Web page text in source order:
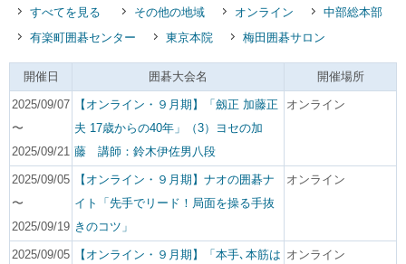
すべてを見る
その他の地域 オンライン
中部総本部
有楽町囲碁センター
東京本院 梅田囲碁サロン
開催日 囲碁大会名 開催場所
2025/09/07
〜
2025/09/21
【オンライン・９月期】「劔正 加藤正
夫 17歳からの40年」（3）ヨセの加
藤 講師：鈴木伊佐男八段
オンライン
2025/09/05
〜
2025/09/19
【オンライン・９月期】ナオの囲碁ナ
イト「先手でリード！局面を操る手抜
きのコツ」
オンライン
2025/09/05
【オンライン・９月期】「本手､本筋は オンライン